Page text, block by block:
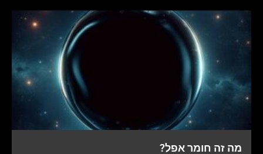
מה זה חומר אפל?